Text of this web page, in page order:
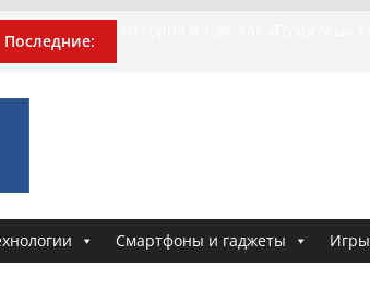
Последние:
Смартфоны и гаджеты Игры